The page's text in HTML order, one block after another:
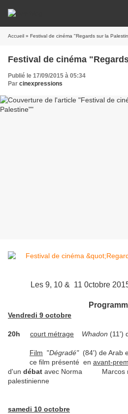
Accueil » Festival de cinéma "Regards sur la
Festival de cinéma
Publié le 17/09/2015 à 05:34
Par cinexpressions
Les 9, 10 & 11 0ctobre
Vendredi 9 octobre
20h court métrage Whadon (11')
Film "Dégradé" (84') de Arab
ce film présenté en avant-
d'un débat avec Norma Marcos
palestinienne
samedi 10 octobre